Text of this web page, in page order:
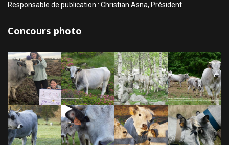
Responsable de publication : Christian Asna, Président
Concours photo